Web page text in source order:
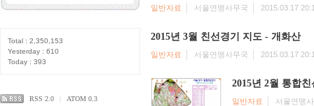
Total : 2,350,153
Yesterday : 610
Today : 393
RSS 2.0 ATOM 0.3
일반자료 서울연맹사무국 2015.03.17
2015년 3월 친선경기 지도 - 개화산
일반자료 서울연맹사무국 2015.03.17
2015년 2월 통합
일반자료 서울연맹